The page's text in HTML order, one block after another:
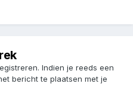
Indien je reeds een
bericht te plaatsen met je